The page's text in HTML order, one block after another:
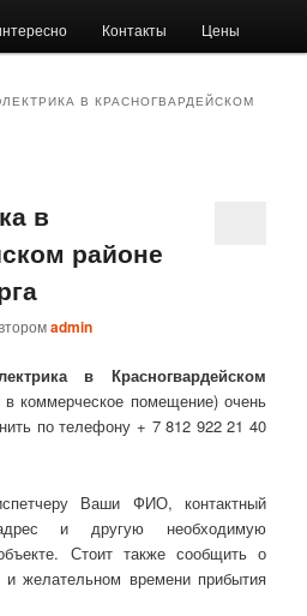
Контакты Цены
В КРАСНОГВАРДЕЙСКОМ
в
районе
admin
в Красногвардейском
коммерческое помещение) очень
по телефону + 7 812 922 21 40
Ваши ФИО, контактный
и другую необходимую
Стоит также сообщить о
и желательном времени прибытия